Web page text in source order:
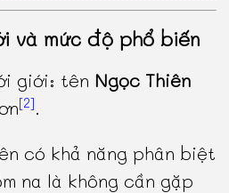
và mức độ phổ biến
giới: tên Ngọc Thiên
[2].
có khả năng phân biệt
na là không cần gặp